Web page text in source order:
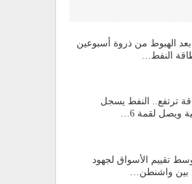
الهبوط من ذروة أسبوعين
النفط…
ترتفع.. النفط يسجل
ويصل لقمة 6…
تقييم الأسواق لجهود
بين واشنطن…